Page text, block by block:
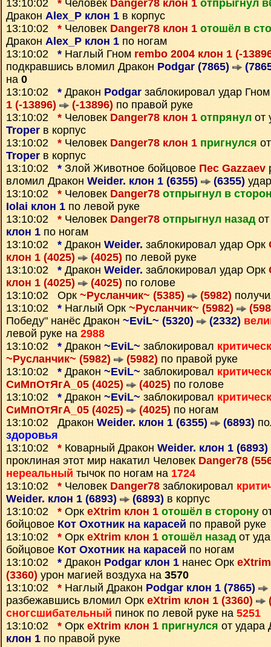
13:10:02 * Человек Danger78 клон 1 отпрыгнул
Дракон Alex_P клон 1 в корпус
13:10:02 * Человек Danger78 клон 1 отошёл в
Дракон Alex_P клон 1 по ногам
13:10:02 * Наглый Гном rembo 2004 клон 1 (-
подкравшись вломил Дракон Podgar (7865)
на 0
13:10:02 * Дракон Podgar заблокировал удар
1 (-13896)
(-13896) по правой руке
13:10:02 * Человек Danger78 клон 1 отпрянул от
Troper в корпус
13:10:02 * Человек Danger78 клон 1 пригнулся
Troper в корпус
13:10:02 * Злой Животное бойцовое Пес Gazzaev
вломил Дракон Weider. клон 1 (6355) (6355)
13:10:02 * Человек Danger78 отпрыгнул в
Iolai клон 1 по левой руке
13:10:02 * Человек Danger78 отпрыгнул назадот
клон 1 по ногам
13:10:02 * Дракон Weider. заблокировал удар Орк
клон 1 (4025)
(4025) по левой руке
13:10:02 * Дракон Weider. заблокировал удар Орк
клон 1 (4025)
(4025) по голове
13:10:02 Орк ~Русланчик~ (5385) (5982)
13:10:02 * Наглый Орк ~Русланчик~ (5982)
Победу" нанёс Дракон ~EviL~ (5320) (2332)
левой руке на 2988
13:10:02 * Дракон ~EviL~ заблокировал
~Русланчик~ (5982)
(5982) по правой руке
13:10:02 * Дракон ~EviL~ заблокировал
СиМпОтЯгА_05 (4025)
(4025) по голове
13:10:02 * Дракон ~EviL~ заблокировал
СиМпОтЯгА_05 (4025)
(4025) по ногам
13:10:02 Дракон Weider. клон 1 (6355) (6893)
здоровья
13:10:02 * Коварный Дракон Weider. клон 1 (6893)
проклиная этот мир накатил Человек Danger78
нереальный тычок по ногам на 1724
13:10:02 * Человек Danger78 заблокировал
Weider. клон 1 (6893)
(6893) в корпус
13:10:02 * Орк eXtrim клон 1 отошёл в сторону
бойцовое Кот Охотник на карасей по правой руке
13:10:02 * Орк eXtrim клон 1 отошёл назадот
бойцовое Кот Охотник на карасей по ногам
13:10:02 * Дракон Podgar клон 1 нанес Орк
(3360) урон магией воздуха на 3570
13:10:02 * Наглый Дракон Podgar клон 1 (7865)
разбежавшись вломил Орк eXtrim клон 1 (3360)
сногсшибательный пинок по левой руке на 5251
13:10:02 * Орк eXtrim клон 1 пригнулся от удара
клон 1 по правой руке